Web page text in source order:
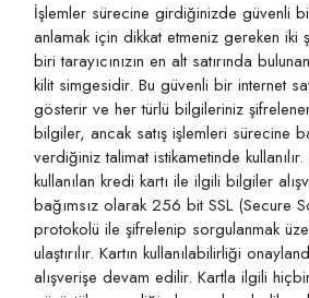
İşlemler sürecine girdiğinizde güvenli
anlamak için dikkat etmeniz gereken iki
biri tarayıcınızın en alt satırında
kilit simgesidir. Bu güvenli bir internet
gösterir ve her türlü bilgileriniz
bilgiler, ancak satış işlemleri sürecine
verdiğiniz talimat istikametinde kullanılır.
kullanılan kredi kartı ile ilgili bilgiler
bağımsız olarak 256 bit SSL (Secure
protokolü ile şifrelenip sorgulanmak
ulaştırılır. Kartın kullanılabilirliği
alışverişe devam edilir. Kartla ilgili